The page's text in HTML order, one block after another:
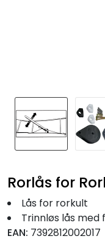
Rorlås for
Lås for rorkult
Trinnløs lås med
EAN: 7392812002017
Båtpleie/
Seil